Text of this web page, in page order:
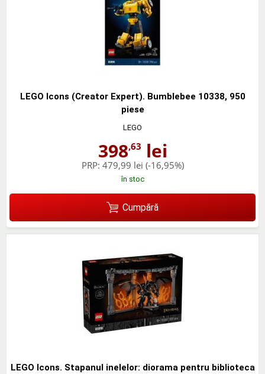
LEGO Icons (Creator Expert). Bumblebee 10338, 950
piese
LEGO
398,63 lei
PRP: 479,99 lei (-16,95%)
în stoc
Cumpără
LEGO Icons. Stapanul inelelor: diorama pentru biblioteca